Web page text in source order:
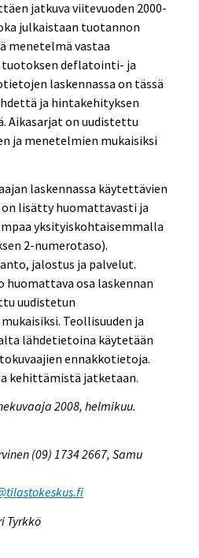
jatkuva viitevuoden 2000-
julkaistaan tuotannon
menetelmä vastaa
deflatointi- ja
laskennassa on tässä
ja hintakehityksen
Aikasarjat on uudistettu
ja menetelmien mukaisiksi
laskennassa käytettävien
lisätty huomattavasti ja
yksityiskohtaisemmalla
2-numerotaso).
jalostus ja palvelut.
huomattava osa laskennan
uudistetun
Teollisuuden ja
lähdetietoina käytetään
ennakkotietoja.
kehittämistä jatketaan.
2008, helmikuu.
(09) 1734 2667, Samu
Tyrkkö